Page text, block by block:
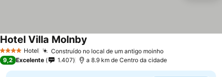
4 EstrelasHotel Construído no local de um antigo moinho
Hotel Villa Molnby
9,2 Excelente 1.407 a 8.9 km de Centro da cidade